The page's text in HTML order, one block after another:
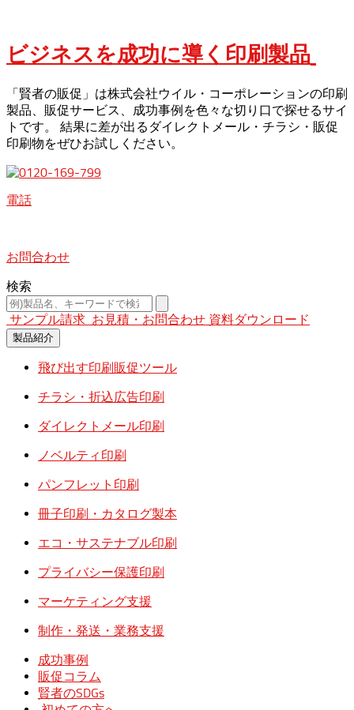
ビジネスを成功に導く印刷製品
「賢者の販促」は株式会社ウイル・コーポレーションの印刷
製品、販促サービス、成功事例を色々な切り口で探せるサイ
トです。 結果に差が出るダイレクトメール・チラシ・販促
印刷物をぜひお試しください。
電話
お問合わせ
検索
サンプル請求 お見積・お問合わせ 資料ダウンロード
製品紹介
飛び出す印刷販促ツール
チラシ・折込広告印刷
ダイレクトメール印刷
ノベルティ印刷
パンフレット印刷
冊子印刷・カタログ製本
エコ・サステナブル印刷
プライバシー保護印刷
マーケティング支援
制作・発送・業務支援
成功事例
販促コラム
賢者のSDGs